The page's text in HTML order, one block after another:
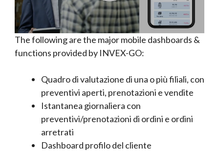
The following are the major mobile dashboards &
functions provided by INVEX-GO:
Quadro di valutazione di una o più filiali, con
preventivi aperti, prenotazioni e vendite
Istantanea giornaliera con
preventivi/prenotazioni di ordini e ordini
arretrati
Dashboard profilo del cliente